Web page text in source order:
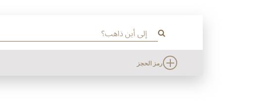
رمز الحجز